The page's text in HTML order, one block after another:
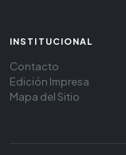
INSTITUCIONAL
Contacto
Edición Impresa
Mapa del Sitio